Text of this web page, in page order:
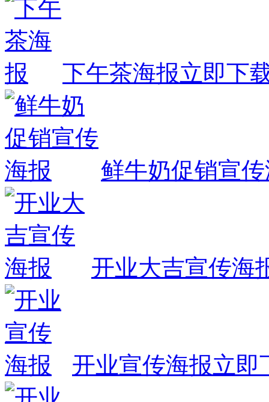
下午茶海报立即下
鲜牛奶促销宣
开业大吉宣传海
开业宣传海报立即